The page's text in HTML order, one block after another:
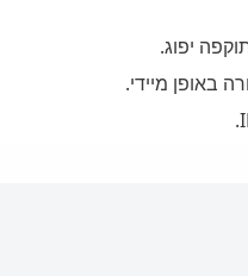
יפוג.
באופן מיידי.